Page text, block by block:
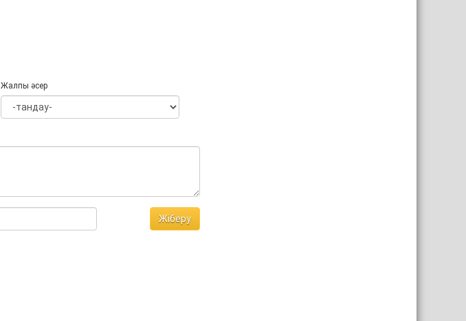
Жалпы әсер
Жіберу